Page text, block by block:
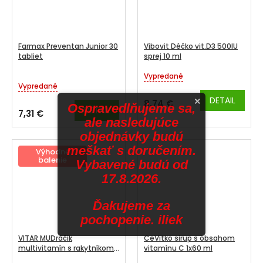
Farmax Preventan Junior 30
tabliet
Vypredané
7,31 € DETAIL
Vibovit Déčko vit.D3 500IU
sprej 10 ml
Priemerné
produktu
je
5,0
z
5
hviezdičiek.
Vypredané
8,74 € DETAIL
Výhodné
balenie
VITAR MUDráčik
multivitamín s rakytníkom
CeVitko sirup s obsahom
vitamínu C 1x60 ml
×
Ospravedlňujeme sa,
ale nasledujúce
objednávky budú
meškať s doručením.
Vybavené budú od
17.8.2026.
Ďakujeme za
pochopenie. iliek